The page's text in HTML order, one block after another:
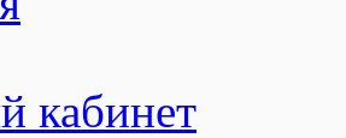
кабинет